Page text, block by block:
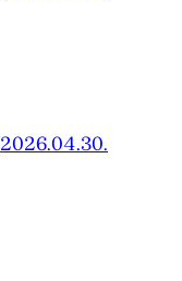
2026.04.30.